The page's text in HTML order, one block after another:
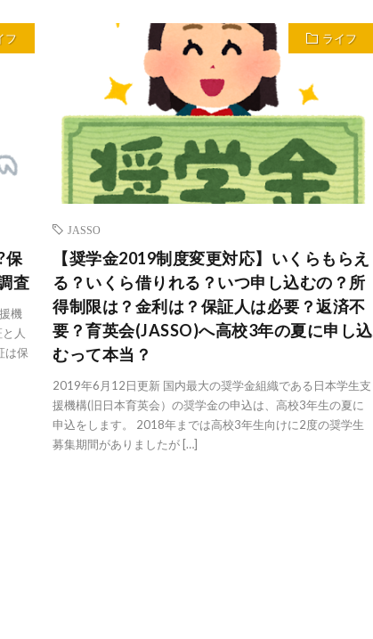
フ
保
査
機
人
は保
ライフ
JASSO
【奨学金2019制度変更対応】いくらもらえ
る？いくら借りれる？いつ申し込むの？所
得制限は？金利は？保証人は必要？返済不
要？育英会(JASSO)へ高校3年の夏に申し込
むって本当？
2019年6月12日更新 国内最大の奨学金組織である日本学生支
援機構(旧日本育英会）の奨学金の申込は、高校3年生の夏に
申込をします。 2018年までは高校3年生向けに2度の奨学生
募集期間がありましたが […]